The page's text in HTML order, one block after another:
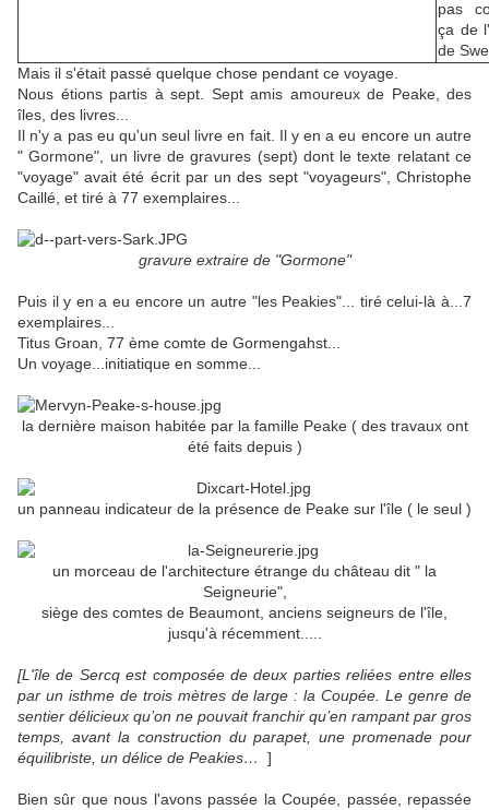
pas
ça de
de
Mais il s'était passé quelque chose pendant ce voyage.
Nous étions partis à sept. Sept amis amoureux de Peake, des
îles, des livres...
Il n'y a pas eu qu'un seul livre en fait. Il y en a eu encore un autre
" Gormone", un livre de gravures (sept) dont le texte relatant ce
"voyage" avait été écrit par un des sept "voyageurs", Christophe
Caillé, et tiré à 77 exemplaires...
gravure extraire de "Gormone"
Puis il y en a eu encore un autre "les Peakies"... tiré celui-là à...7
exemplaires...
Titus Groan, 77 ème comte de Gormengahst...
Un voyage...initiatique en somme...
la dernière maison habitée par la famille Peake ( des travaux ont
été faits depuis )
un panneau indicateur de la présence de Peake sur l'île ( le seul )
un morceau de l'architecture étrange du château dit " la
Seigneurie",
siège des comtes de Beaumont, anciens seigneurs de l'île,
jusqu'à récemment.....
[L'île de Sercq est composée de deux parties reliées entre elles
par un isthme de trois mètres de large : la Coupée. Le genre de
sentier délicieux qu’on ne pouvait franchir qu’en rampant par gros
temps, avant la construction du parapet, une promenade pour
équilibriste, un délice de Peakies…
]
Bien sûr que nous l'avons passée la Coupée, passée, repassée